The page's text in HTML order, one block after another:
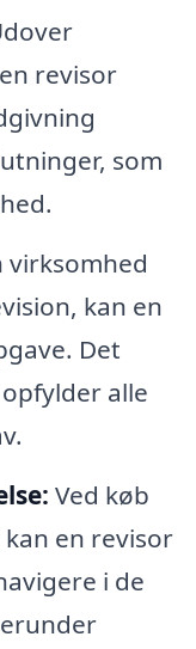
revisor
som
virksomhed
kan en
Det
alle
Ved køb
en revisor
i de